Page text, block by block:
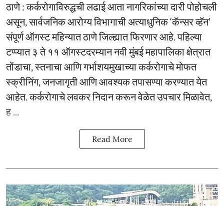
ठाणे : कर्करोगाविरुद्धची लढाई आता नागरिकांच्या दारी पोहोचली
असून, सार्वजनिक आरोग्य विभागाची अत्याधुनिक ‘कॅन्सर व्हॅन’
संपूर्ण ऑगस्ट महिन्यात ठाणे जिल्ह्यात फिरणार आहे. पहिल्या
टप्प्यात ३ ते ११ ऑगस्टदरम्यान नवी मुंबई महापालिका क्षेत्रात
तोंडाचा, स्तनाचा आणि गर्भाशयमुखाच्या कर्करोगाचे मोफत
स्क्रीनिंग, जनजागृती आणि आवश्यक तपासण्या करण्यात येत
आहेत. कर्करोगाचे लवकर निदान करून वेळेत उपचार मिळावेत,
ह ...
Read More